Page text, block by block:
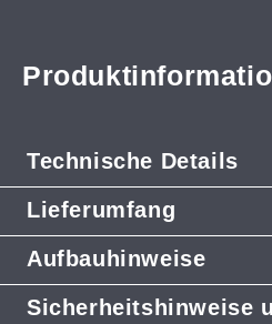
Technische Details
Produkttyp: Bodenpaneel
Marke: Metalsistem
Serie: S123
Breite 900 mm, Tiefe 450 mm
Paneeltyp: H12
Lieferumfang
1x Bodenpaneel H12 900x450
1x Aufbauanleitung
Aufbauhinweise
Die Montage des Regals erfolgt
Sicherheitshinweise